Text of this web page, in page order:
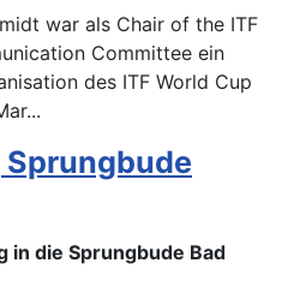
war als Chair of the ITF
Committee ein
des ITF World Cup
in die Sprungbude Bad